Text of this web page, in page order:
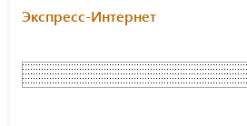
Экспресс-Интернет